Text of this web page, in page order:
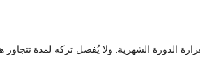
الحيض كل 6 إلى 12 ساعة، وفقًا لغزارة الدورة الشهرية. ولا يُفضل